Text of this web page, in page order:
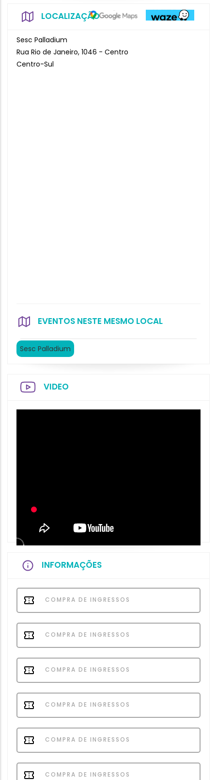
LOCALIZAÇÃO
Sesc Palladium
Rua Rio de Janeiro, 1046 - Centro
Centro-Sul
EVENTOS NESTE MESMO LOCAL
Sesc Palladium
VIDEO
INFORMAÇÕES
COMPRA DE INGRESSOS
COMPRA DE INGRESSOS
COMPRA DE INGRESSOS
COMPRA DE INGRESSOS
COMPRA DE INGRESSOS
COMPRA DE INGRESSOS